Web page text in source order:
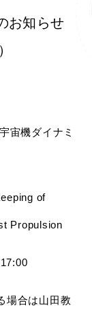
お知らせ
宙機ダイナミ
of
Propulsion
場合は山田教